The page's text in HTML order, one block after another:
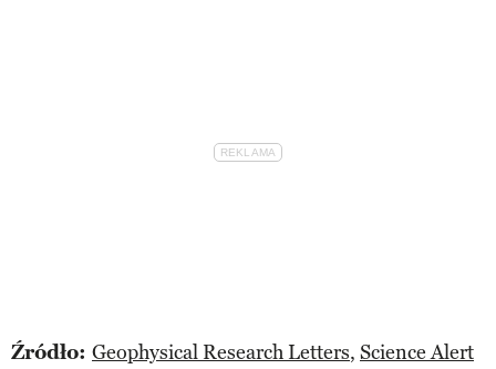
Źródło: Geophysical Research Letters, Science Alert